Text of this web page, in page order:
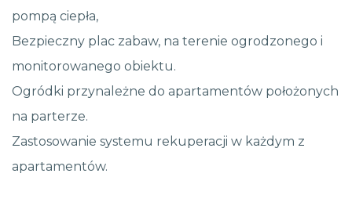
pompą ciepła,
Bezpieczny plac zabaw, na terenie ogrodzonego i
monitorowanego obiektu.
Ogródki przynależne do apartamentów położonych
na parterze.
Zastosowanie systemu rekuperacji w każdym z
apartamentów.